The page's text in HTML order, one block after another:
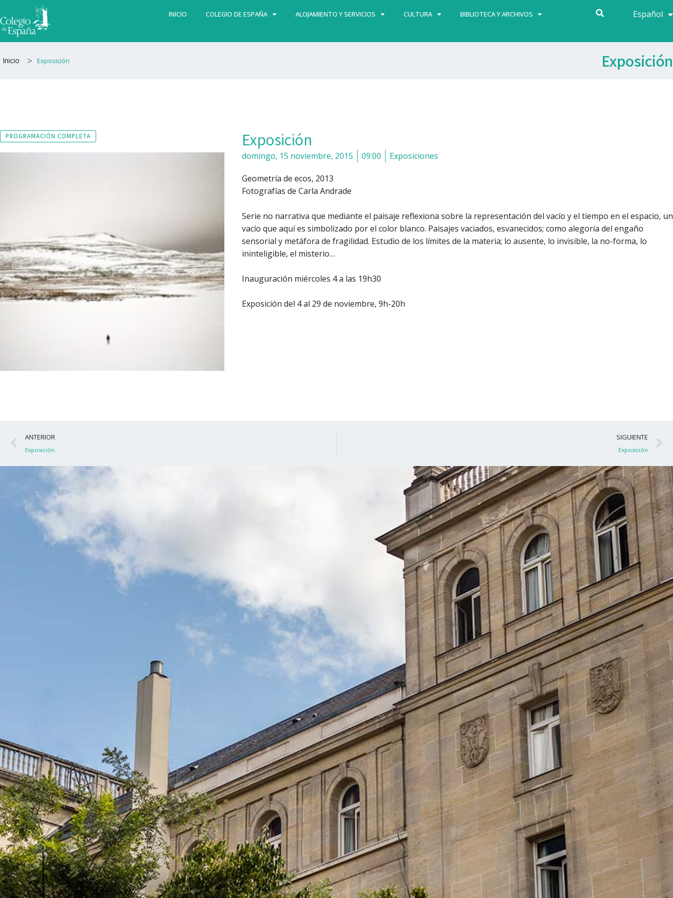
al
contenido
INICIO COLEGIO DE ESPAÑA ALOJAMIENTO Y SERVICIOS CULTURA BIBLIOTECA Y ARCHIVOS Español
Français
Inicio > Exposición Exposición
PROGRAMACIÓN COMPLETA Exposición
domingo, 15 noviembre, 2015 09:00 Exposiciones
Geometría de ecos, 2013
Fotografías de Carla Andrade
Serie no narrativa que mediante el paisaje reflexiona sobre la representación del vacío y el tiempo en el espacio, un
vacío que aquí es simbolizado por el color blanco. Paisajes vaciados, esvanecidos; como alegoría del engaño
sensorial y metáfora de fragilidad. Estudio de los límites de la materia; lo ausente, lo invisible, la no-forma, lo
ininteligible, el misterio…
Inauguración miércoles 4 a las 19h30
Exposición del 4 al 29 de noviembre, 9h-20h
Ant
ANTERIOR
Exposición
SIGUIENTE
Exposición